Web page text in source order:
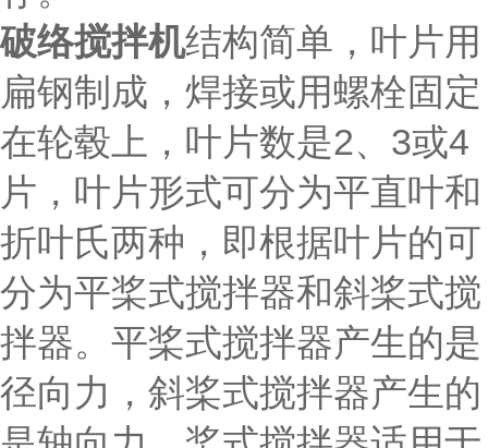
破络搅拌机结构简单，叶片用
扁钢制成，焊接或用螺栓固定
在轮毂上，叶片数是2、3或4
片，叶片形式可分为平直叶和
折叶氏两种，即根据叶片的可
分为平桨式搅拌器和斜桨式搅
拌器。平桨式搅拌器产生的是
径向力，斜桨式搅拌器产生的